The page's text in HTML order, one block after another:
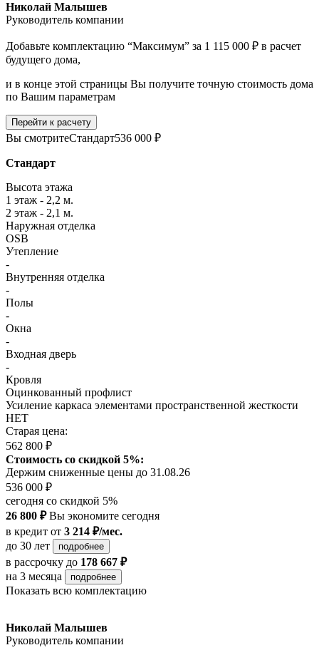
Николай Малышев
Руководитель компании
Добавьте комплектацию “Максимум” за 1 115 000 ₽ в расчет
будущего дома,
и в конце этой страницы Вы получите точную стоимость дома
по Вашим параметрам
Перейти к расчету
Вы смотритеСтандарт536 000 ₽
Стандарт
Высота этажа
1 этаж - 2,2 м.
2 этаж - 2,1 м.
Наружная отделка
OSB
Утепление
-
Внутренняя отделка
-
Полы
-
Окна
-
Входная дверь
-
Кровля
Оцинкованный профлист
Усиление каркаса элементами пространственной жесткости
НЕТ
Старая цена:
562 800 ₽
Стоимость со скидкой 5%:
Держим сниженные цены до 31.08.26
536 000 ₽
сегодня со скидкой 5%
26 800 ₽Вы экономите сегодня
в кредит от 3 214 ₽/мес.
до 30 лет
подробнее
в рассрочку до 178 667 ₽
на 3 месяца
подробнее
Показать всю комплектацию
Николай Малышев
Руководитель компании